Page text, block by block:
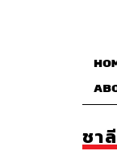
ชา